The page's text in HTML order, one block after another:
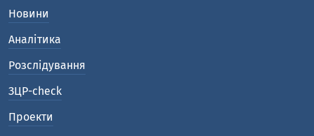
Новини
Аналітика
Розслідування
ЗЦР-check
Проекти